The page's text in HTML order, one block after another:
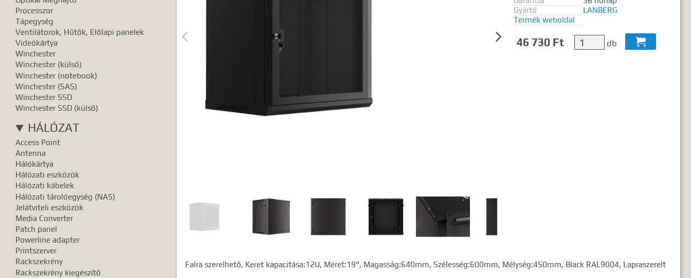
Pontos egyezéshez mindkét esetben használhatja az idézőjeleket:
Processzor
Tápegység
Ventilátorok, Hűtők, Előlapi panelek
Videókártya
Winchester
Winchester (külső)
Winchester (notebook)
Winchester (SAS)
Winchester SSD
Winchester SSD (külső)
HÁLÓZAT
Access Point
Antenna
Hálókártya
Hálózati eszközök
Hálózati kábelek
Hálózati tárolóegység (NAS)
Jelátviteli eszközök
Media Converter
Patch panel
Powerline adapter
Printszerver
Rackszekrény
Rackszekrény kiegészítő
 
Gyártó
LANBERG
Termék weboldal
46 730 Ft db 
Falra szerelhető, Keret kapacitása:12U, Méret:19", Magasság:640mm, Szélesség:600mm, Mélység:450mm, Black RAL9004, Lapraszerelt